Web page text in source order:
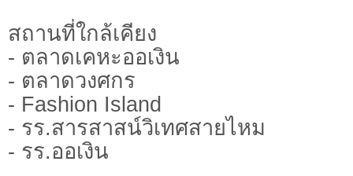
สถานที่ใกล้เคียง
- ตลาดเคหะออเงิน
- ตลาดวงศกร
- Fashion Island
- รร.สารสาสน์วิเทศสายไหม
- รร.ออเงิน